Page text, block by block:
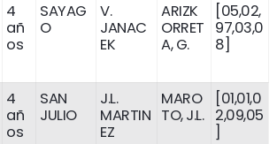
4
añ
os
SAYAG
O
V.
JANAC
EK
ARIZK
ORRET
A, G.
[05,02,
97,03,0
8]
4
añ
os
SAN
JULIO
J.L.
MARTIN
EZ
MARO
TO, J.L.
[01,01,0
2,09,05
]